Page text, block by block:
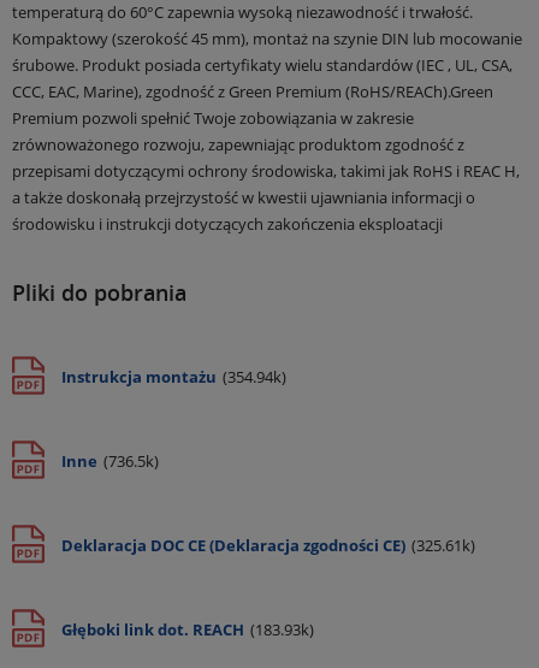
temperaturą do 60°C zapewnia wysoką niezawodność i trwałość.
Kompaktowy (szerokość 45 mm), montaż na szynie DIN lub mocowanie
śrubowe. Produkt posiada certyfikaty wielu standardów (IEC , UL, CSA,
CCC, EAC, Marine), zgodność z Green Premium (RoHS/REACh).Green
Premium pozwoli spełnić Twoje zobowiązania w zakresie
zrównoważonego rozwoju, zapewniając produktom zgodność z
przepisami dotyczącymi ochrony środowiska, takimi jak RoHS i REAC H,
a także doskonałą przejrzystość w kwestii ujawniania informacji o
środowisku i instrukcji dotyczących zakończenia eksploatacji
Pliki do pobrania
Instrukcja montażu (354.94k)
Inne (736.5k)
Deklaracja DOC CE (Deklaracja zgodności CE) (325.61k)
Głęboki link dot. REACH (183.93k)